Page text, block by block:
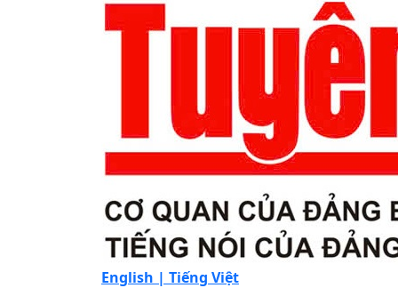
English | Tiếng Việt